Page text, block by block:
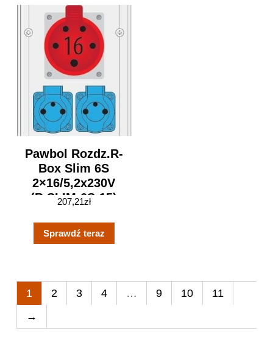
Pawbol Rozdz.R-
Box Slim 6S
2×16/5,2x230V
(B.SLIM-6S-15)
207,21zł
Sprawdź teraz
1 2 3 4 … 9 10
11
→